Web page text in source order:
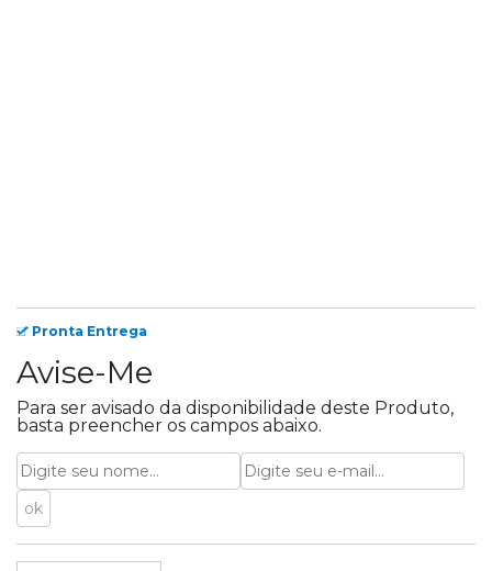
Pronta Entrega
Avise-Me
Para ser avisado da disponibilidade deste Produto,
basta preencher os campos abaixo.